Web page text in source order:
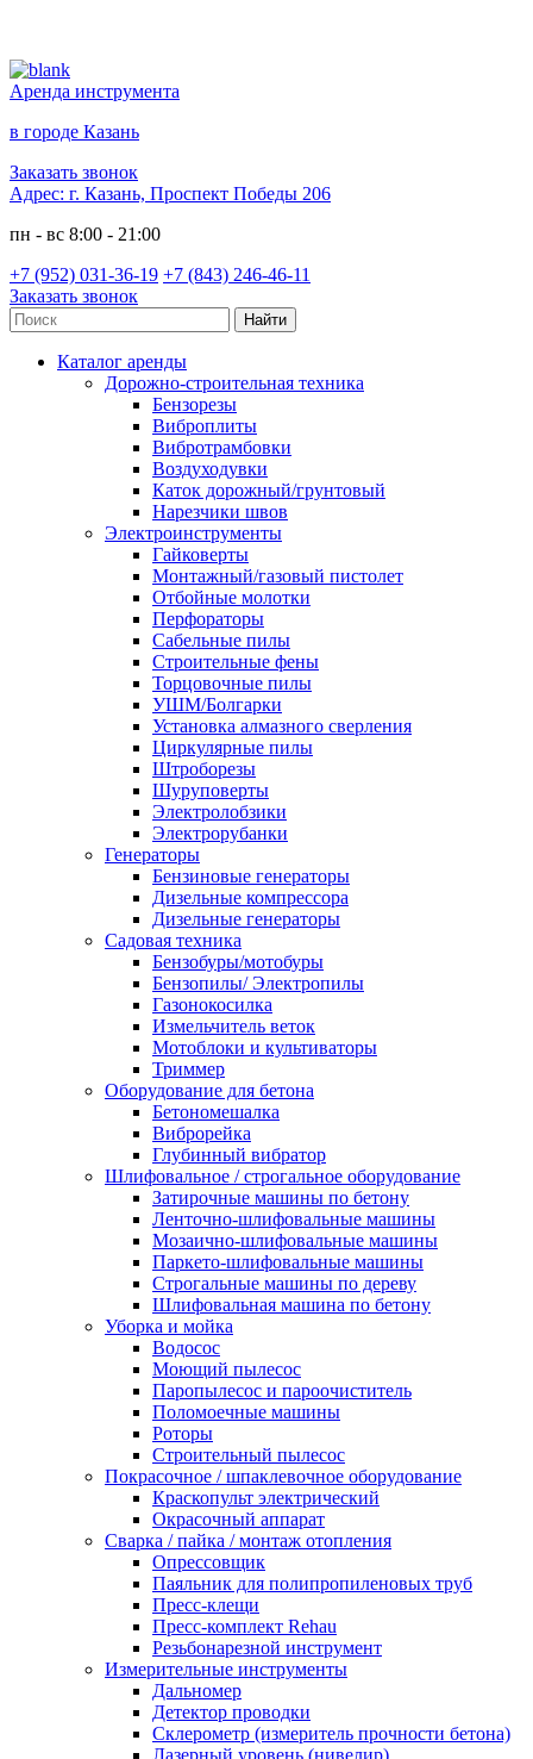
Аренда инструмента
в городе Казань
Заказать звонок
Адрес: г. Казань, Проспект Победы 206
пн - вс 8:00 - 21:00
+7 (952) 031-36-19 +7 (843) 246-46-11
Заказать звонок
Каталог аренды
Дорожно-строительная техника
Бензорезы
Виброплиты
Вибротрамбовки
Воздуходувки
Каток дорожный/грунтовый
Нарезчики швов
Электроинструменты
Гайковерты
Монтажный/газовый пистолет
Отбойные молотки
Перфораторы
Сабельные пилы
Строительные фены
Торцовочные пилы
УШМ/Болгарки
Установка алмазного сверления
Циркулярные пилы
Штроборезы
Шуруповерты
Электролобзики
Электрорубанки
Генераторы
Бензиновые генераторы
Дизельные компрессора
Дизельные генераторы
Садовая техника
Бензобуры/мотобуры
Бензопилы/ Электропилы
Газонокосилка
Измельчитель веток
Мотоблоки и культиваторы
Триммер
Оборудование для бетона
Бетономешалка
Виброрейка
Глубинный вибратор
Шлифовальное / строгальное оборудование
Затирочные машины по бетону
Ленточно-шлифовальные машины
Мозаично-шлифовальные машины
Паркето-шлифовальные машины
Строгальные машины по дереву
Шлифовальная машина по бетону
Уборка и мойка
Водосос
Моющий пылесос
Паропылесос и пароочиститель
Поломоечные машины
Роторы
Строительный пылесос
Покрасочное / шпаклевочное оборудование
Краскопульт электрический
Окрасочный аппарат
Сварка / пайка / монтаж отопления
Опрессовщик
Паяльник для полипропиленовых труб
Пресс-клещи
Пресс-комплект Rehau
Резьбонарезной инструмент
Измерительные инструменты
Дальномер
Детектор проводки
Склерометр (измеритель прочности бетона)
Лазерный уровень (нивелир)